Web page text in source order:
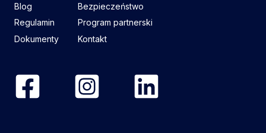
Blog
Regulamin
Dokumenty
Bezpieczeństwo
Program partnerski
Kontakt